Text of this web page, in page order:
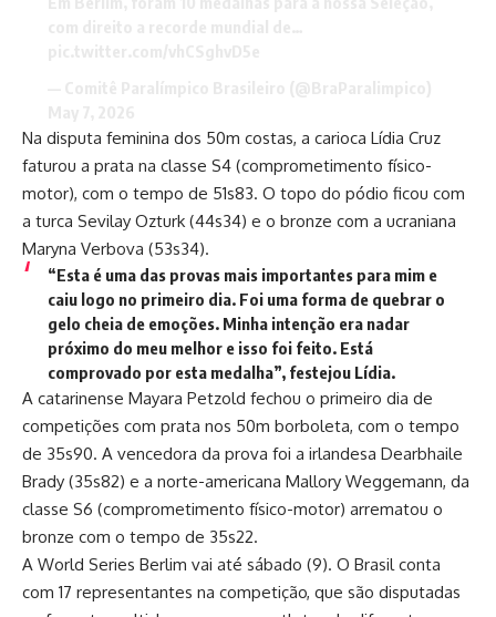
Na disputa feminina dos 50m costas, a carioca Lídia Cruz
faturou a prata na classe S4 (comprometimento físico-
motor), com o tempo de 51s83. O topo do pódio ficou com
a turca Sevilay Ozturk (44s34) e o bronze com a ucraniana
Maryna Verbova (53s34).
“Esta é uma das provas mais importantes para mim e
caiu logo no primeiro dia. Foi uma forma de quebrar o
gelo cheia de emoções. Minha intenção era nadar
próximo do meu melhor e isso foi feito. Está
comprovado por esta medalha”, festejou Lídia.
A catarinense Mayara Petzold fechou o primeiro dia de
competições com prata nos 50m borboleta, com o tempo
de 35s90. A vencedora da prova foi a irlandesa Dearbhaile
Brady (35s82) e a norte-americana Mallory Weggemann, da
classe S6 (comprometimento físico-motor) arrematou o
bronze com o tempo de 35s22.
A World Series Berlim vai até sábado (9). O Brasil conta
com 17 representantes na competição, que são disputadas